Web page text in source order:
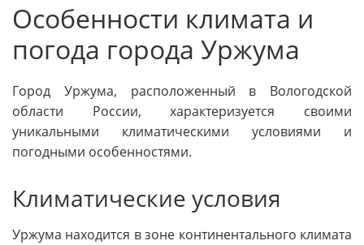
Особенности климата и
погода города Уржума
Город Уржума, расположенный в Вологодской
области России, характеризуется своими
уникальными климатическими условиями и
погодными особенностями.
Климатические условия
Уржума находится в зоне континентального климата